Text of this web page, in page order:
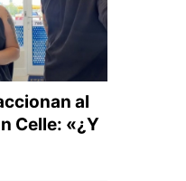
al
Celle: «¿Y